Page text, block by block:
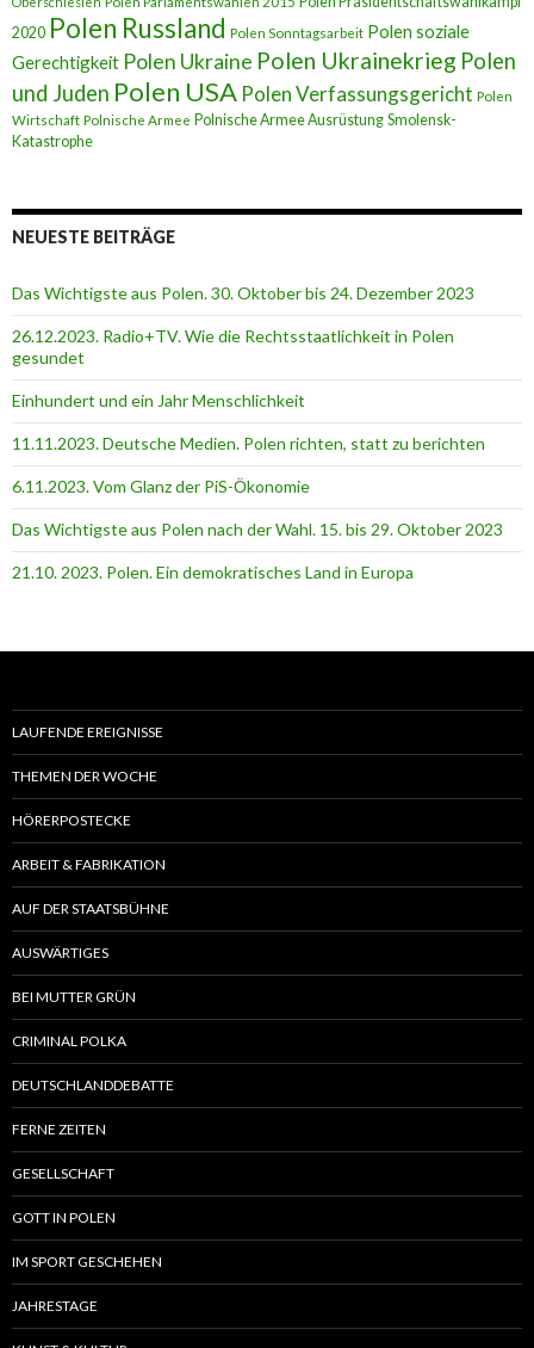
2020 Polen Russland Polen Sonntagsarbeit Polen soziale
Gerechtigkeit Polen Ukraine Polen Ukrainekrieg Polen
und Juden Polen USA Polen Verfassungsgericht Polen
Wirtschaft Polnische Armee Polnische Armee Ausrüstung Smolensk-
Katastrophe
NEUESTE BEITRÄGE
Das Wichtigste aus Polen. 30. Oktober bis 24. Dezember 2023
26.12.2023. Radio+TV. Wie die Rechtsstaatlichkeit in Polen
gesundet
Einhundert und ein Jahr Menschlichkeit
11.11.2023. Deutsche Medien. Polen richten, statt zu berichten
6.11.2023. Vom Glanz der PiS-Ӧkonomie
Das Wichtigste aus Polen nach der Wahl. 15. bis 29. Oktober 2023
21.10. 2023. Polen. Ein demokratisches Land in Europa
LAUFENDE EREIGNISSE
THEMEN DER WOCHE
HÖRERPOSTECKE
ARBEIT & FABRIKATION
AUF DER STAATSBÜHNE
AUSWÄRTIGES
BEI MUTTER GRÜN
CRIMINAL POLKA
DEUTSCHLANDDEBATTE
FERNE ZEITEN
GESELLSCHAFT
GOTT IN POLEN
IM SPORT GESCHEHEN
JAHRESTAGE